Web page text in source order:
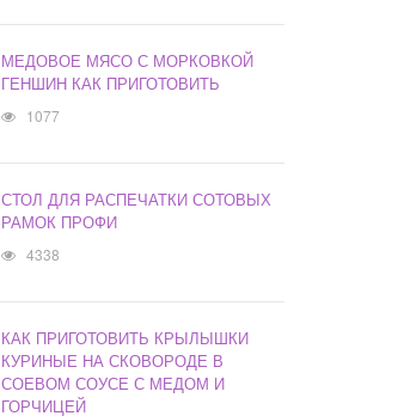
МЕДОВОЕ МЯСО С МОРКОВКОЙ
ГЕНШИН КАК ПРИГОТОВИТЬ
1077
СТОЛ ДЛЯ РАСПЕЧАТКИ СОТОВЫХ
РАМОК ПРОФИ
4338
КАК ПРИГОТОВИТЬ КРЫЛЫШКИ
КУРИНЫЕ НА СКОВОРОДЕ В
СОЕВОМ СОУСЕ С МЕДОМ И
ГОРЧИЦЕЙ